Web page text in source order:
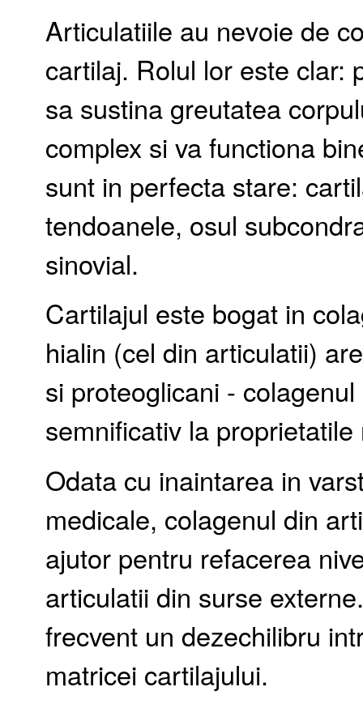
Articulatiile au nevoie de
cartilaj. Rolul lor este clar:
sa sustina greutatea
complex si va functiona
sunt in perfecta stare:
tendoanele, osul
sinovial.
Cartilajul este bogat in
hialin (cel din articulatii)
si proteoglicani -
semnificativ la
Odata cu inaintarea in
medicale, colagenul din
ajutor pentru refacerea
articulatii din surse
frecvent un dezechilibru
matricei cartilajului.